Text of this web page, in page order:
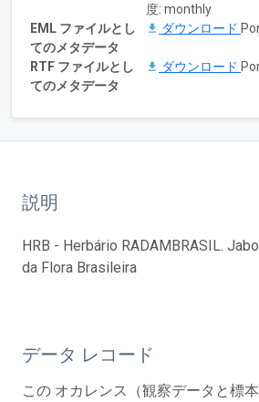
度: monthly
EML ファイルとし
てのメタデータ
ダウンロード
RTF ファイルとし
てのメタデータ
ダウンロード
説明
HRB - Herbário RADAMBRASIL.
da Flora Brasileira
データ レコード
この オカレンス（観察データと標